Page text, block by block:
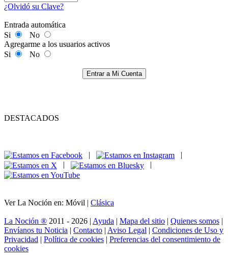
¿Olvidó su Clave?
Entrada automática
Si
No
Agregarme a los usuarios activos
Si
No
Entrar a Mi Cuenta
DESTACADOS
|
|
|
|
Ver La Noción en: Móvil | Clásica
La Noción ® 2011 - 2026 | Ayuda | Mapa del sitio | Quienes somos |
Envíanos tu Noticia | Contacto | Aviso Legal | Condiciones de Uso y
Privacidad | Política de cookies | Preferencias del consentimiento de
cookies